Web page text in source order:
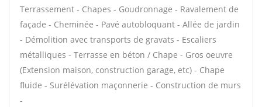
Terrassement - Chapes - Goudronnage - Ravalement de
façade - Cheminée - Pavé autobloquant - Allée de jardin
- Démolition avec transports de gravats - Escaliers
métalliques - Terrasse en béton / Chape - Gros oeuvre
(Extension maison, construction garage, etc) - Chape
fluide - Surélévation maçonnerie - Construction de murs
-